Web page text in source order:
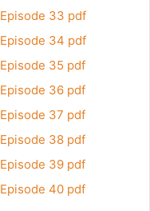
Episode 33 pdf
Episode 34 pdf
Episode 35 pdf
Episode 36 pdf
Episode 37 pdf
Episode 38 pdf
Episode 39 pdf
Episode 40 pdf